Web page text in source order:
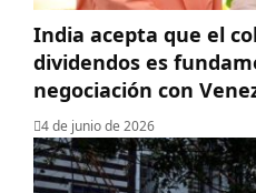
India acepta que el
dividendos es
negociación con
4 de junio de 2026